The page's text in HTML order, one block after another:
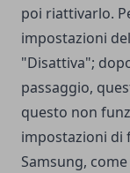
poi riattivarlo.
impostazioni
"Disattiva";
passaggio,
questo non
impostazioni di
Samsung,